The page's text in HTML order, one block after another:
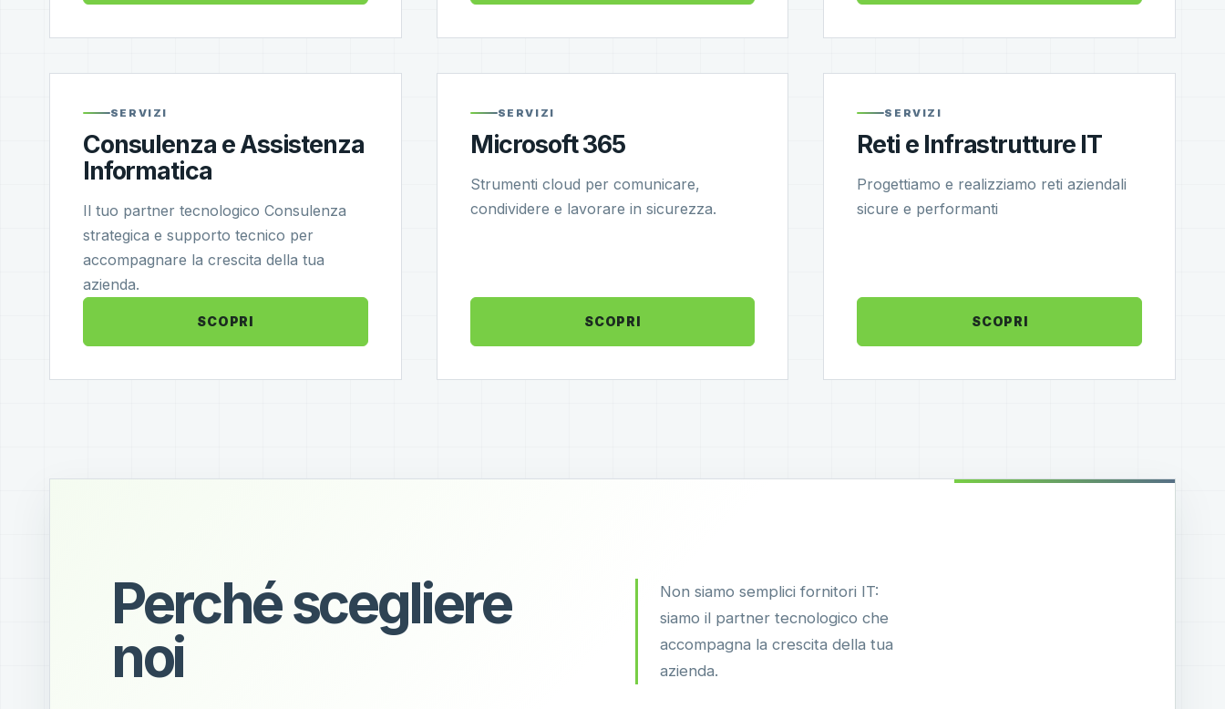
SERVIZI
Consulenza e Assistenza
Informatica
Il tuo partner tecnologico Consulenza
strategica e supporto tecnico per
accompagnare la crescita della tua
azienda.
SCOPRI
SERVIZI
Microsoft 365
Strumenti cloud per comunicare,
condividere e lavorare in sicurezza.
SCOPRI
SERVIZI
Reti e Infrastrutture IT
Progettiamo e realizziamo reti aziendali
sicure e performanti
SCOPRI
Perché scegliere
noi
Non siamo semplici fornitori IT:
siamo il partner tecnologico che
accompagna la crescita della tua
azienda.